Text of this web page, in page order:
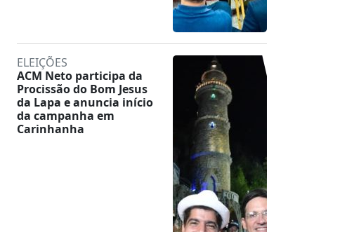
ELEIÇÕES
ACM Neto participa da
Procissão do Bom Jesus
da Lapa e anuncia início
da campanha em
Carinhanha